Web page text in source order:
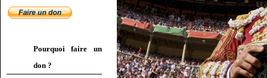
Pourquoi faire un
don ?